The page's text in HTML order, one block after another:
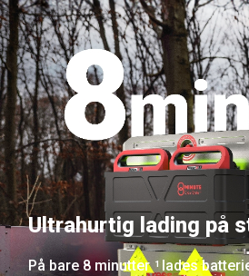
Ultrahurtig lading på
På bare 8 minutter 1
lades